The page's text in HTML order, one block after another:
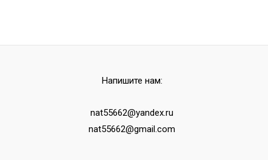
Напишите нам:
nat55662@yandex.ru
nat55662@gmail.com